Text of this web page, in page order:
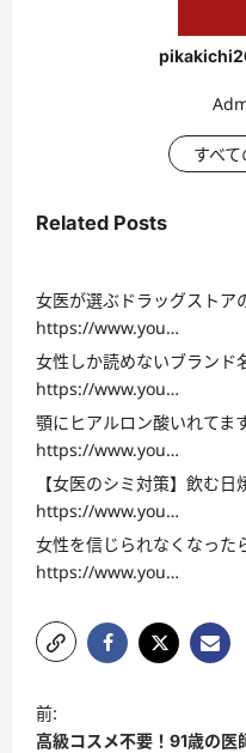
すべ
Related Posts
女医が選ぶドラッグストア
https://www.you…
女性しか読めないブランド
https://www.you…
顎にヒアルロン酸いれてま
https://www.you…
【女医のシミ対策】飲む
https://www.you…
女性を信じられなくなった
https://www.you…
投
稿
前:
高級コスメ不要！91歳の医